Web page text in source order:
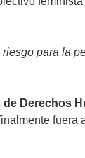
para la
Derechos
fuera